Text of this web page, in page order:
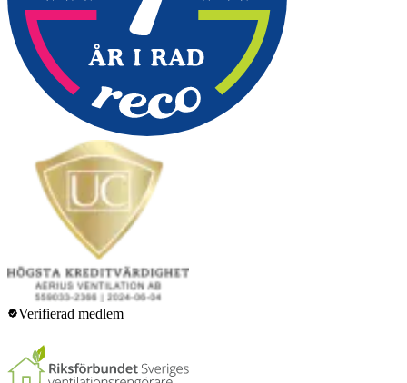
Verifierad medlem